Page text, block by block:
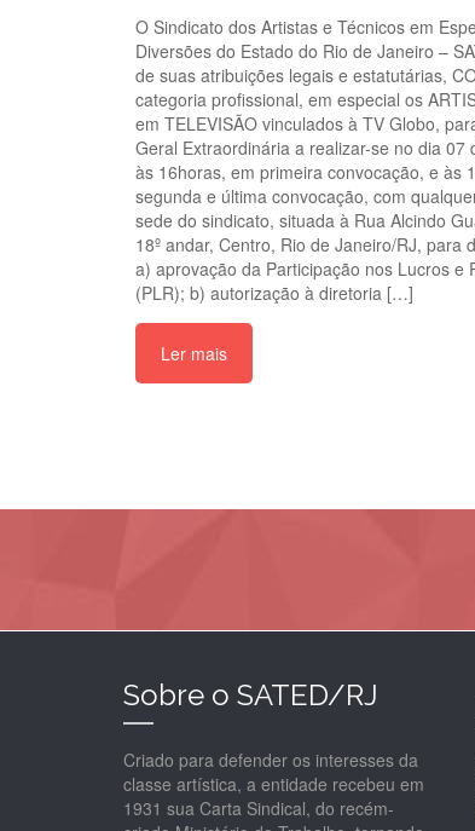
O Sindicato dos Artistas e Técnicos em
Diversões do Estado do Rio de Janeiro –
de suas atribuições legais e estatutárias,
categoria profissional, em especial os
em TELEVISÃO vinculados à TV Globo,
Geral Extraordinária a realizar-se no dia 07
às 16horas, em primeira convocação, e às
segunda e última convocação, com
sede do sindicato, situada à Rua Alcindo
18º andar, Centro, Rio de Janeiro/RJ, para
a) aprovação da Participação nos Lucros e
(PLR); b) autorização à diretoria […]
Ler mais
Sobre o SATED/RJ
Criado para defender os interesses da
classe artística, a entidade recebeu em
1931 sua Carta Sindical, do recém-